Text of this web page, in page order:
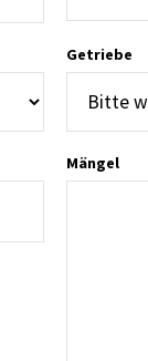
Getriebe
Mängel